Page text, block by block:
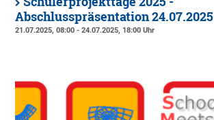
Abschlusspräsentation 24.07.2025
21.07.2025, 08:00 - 24.07.2025, 18:00 Uhr